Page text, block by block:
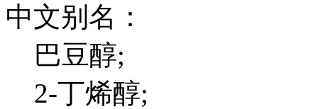
中文别名：
巴豆醇;
2-丁烯醇;